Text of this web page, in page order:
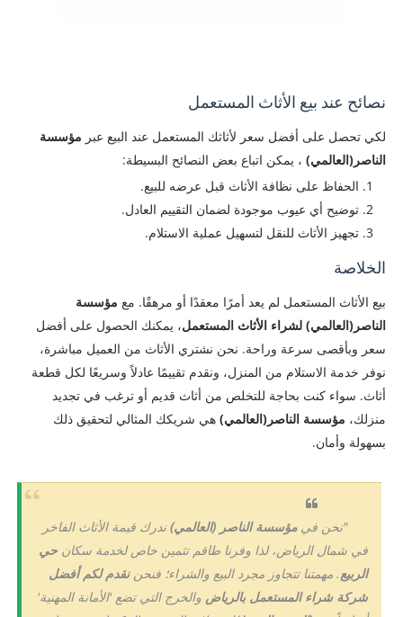
نصائح عند بيع الأثاث المستعمل
لكي تحصل على أفضل سعر لأثاثك المستعمل عند البيع عبر مؤسسة
الناصر(العالمي) ، يمكن اتباع بعض النصائح البسيطة:
الحفاظ على نظافة الأثاث قبل عرضه للبيع.
توضيح أي عيوب موجودة لضمان التقييم العادل.
تجهيز الأثاث للنقل لتسهيل عملية الاستلام.
الخلاصة
بيع الأثاث المستعمل لم يعد أمرًا معقدًا أو مرهقًا. مع مؤسسة
الناصر(العالمي) لشراء الأثاث المستعمل، يمكنك الحصول على أفضل
سعر وبأقصى سرعة وراحة. نحن نشتري الأثاث من العميل مباشرة،
نوفر خدمة الاستلام من المنزل، ونقدم تقييمًا عادلاً وسريعًا لكل قطعة
أثاث. سواء كنت بحاجة للتخلص من أثاث قديم أو ترغب في تجديد
منزلك، مؤسسة الناصر(العالمي)هي شريكك المثالي لتحقيق ذلك
بسهولة وأمان.
​"نحن فيمؤسسة الناصر (العالمي)ندرك قيمة الأثاث الفاخر
في شمال الرياض، لذا وفرنا طاقم تثمين خاص لخدمة سكان حي
الربيع. مهمتنا تتجاوز مجرد البيع والشراء؛ فنحننقدم لكم أفضل
شركة شراء المستعمل بالرياض والخرج التي تضع 'الأمانة المهنية'